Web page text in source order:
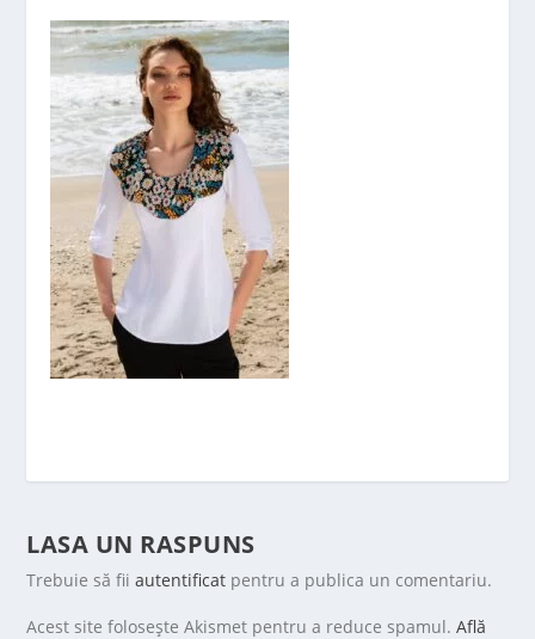
LASA UN RASPUNS
Trebuie să fiiautentificat pentru a publica un comentariu.
Acest site folosește Akismet pentru a reduce spamul.Află